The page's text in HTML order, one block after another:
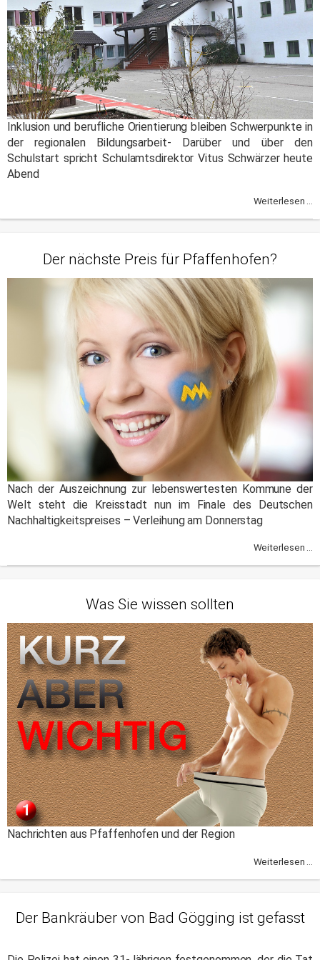
Inklusion und berufliche Orientierung bleiben Schwerpunkte in
der regionalen Bildungsarbeit- Darüber und über den
Schulstart spricht Schulamtsdirektor Vitus Schwärzer heute
Abend
Weiterlesen ...
Der nächste Preis für Pfaffenhofen?
Nach der Auszeichnung zur lebenswertesten Kommune der
Welt steht die Kreisstadt nun im Finale des Deutschen
Nachhaltigkeitspreises – Verleihung am Donnerstag
Weiterlesen ...
Was Sie wissen sollten
Nachrichten aus Pfaffenhofen und der Region
Weiterlesen ...
Der Bankräuber von Bad Gögging ist gefasst